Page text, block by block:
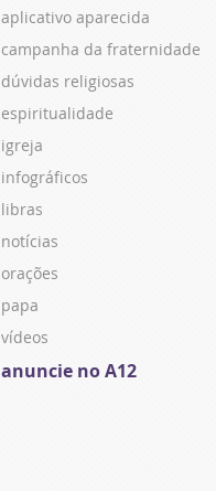
aplicativo aparecida
campanha da fraternidade
dúvidas religiosas
espiritualidade
igreja
infográficos
libras
notícias
orações
papa
vídeos
anuncie no A12